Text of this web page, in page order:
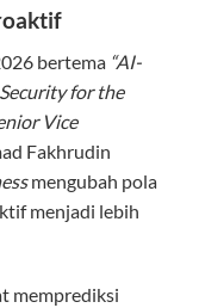
bertema “AI-
for the
Vice
Fakhrudin
mengubah pola
menjadi lebih
memprediksi